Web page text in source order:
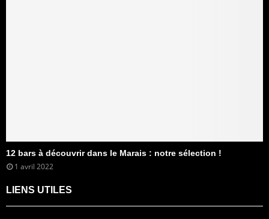
12 bars à découvrir dans le Marais : notre sélection !
1 avril 2022
LIENS UTILES